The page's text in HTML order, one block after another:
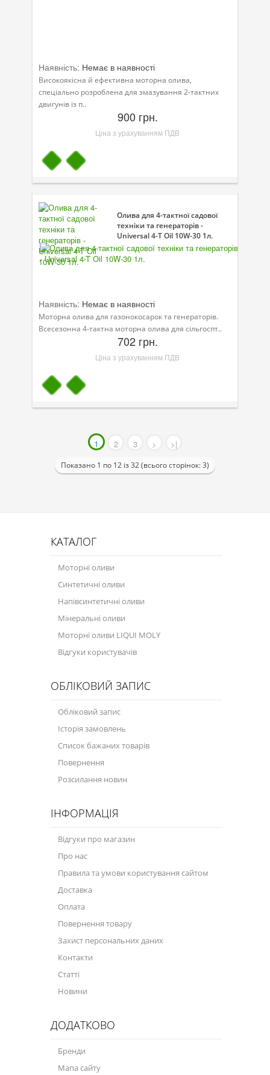
Наявність: Немає в наявності
Високоякісна й ефективна моторна олива,
спеціально розроблена для змазування 2-тактних
двигунів із п..
900 грн.
Ціна з урахуванням ПДВ
Олива для 4-тактної садової
техніки та генераторів -
Universal 4-T Oil 10W-30 1л.
Наявність: Немає в наявності
Моторна олива для газонокосарок та генераторів.
Всесезонна 4-тактна моторна олива для сільгоспт..
702 грн.
Ціна з урахуванням ПДВ
1 2 3 > >|
Показано 1 по 12 із 32 (всього сторінок: 3)
КАТАЛОГ
Моторні оливи
Синтетичні оливи
Напівсинтетичні оливи
Мінеральні оливи
Моторні оливи LIQUI MOLY
Відгуки користувачів
ОБЛІКОВИЙ ЗАПИС
Обліковий запис
Історія замовлень
Список бажаних товарів
Повернення
Розсилання новин
ІНФОРМАЦІЯ
Відгуки про магазин
Про нас
Правила та умови користування сайтом
Доставка
Оплата
Повернення товару
Захист персональних даних
Контакти
Статті
Новини
ДОДАТКОВО
Бренди
Мапа сайту